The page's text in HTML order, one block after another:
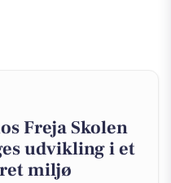
Freja Skolen
udvikling i et
miljø